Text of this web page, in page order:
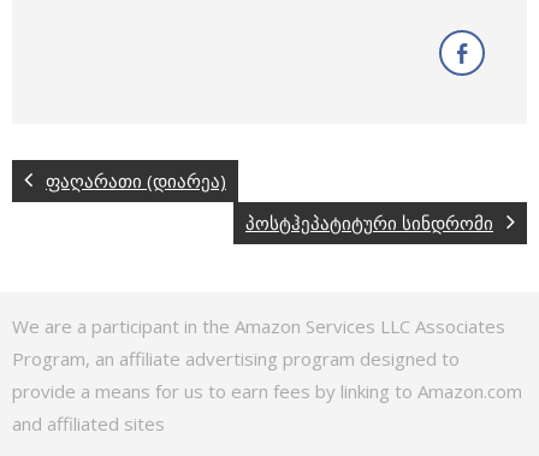
ფაღარათი (დიარეა)
პოსტჰეპატიტური სინდრომი
We are a participant in the Amazon Services LLC Associates
Program, an affiliate advertising program designed to
provide a means for us to earn fees by linking to Amazon.com
and affiliated sites